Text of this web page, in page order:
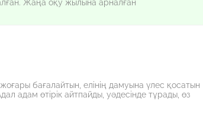
Жаңа оқу жылына арналған
бағалайтын, елінің дамуына үлес қосатын
адам өтірік айтпайды, уәдесінде тұрады, өз